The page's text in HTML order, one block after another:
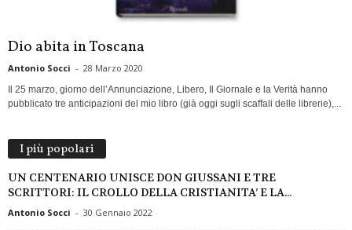
Dio abita in Toscana
Antonio Socci - 28 Marzo 2020
Il 25 marzo, giorno dell’Annunciazione, Libero, Il Giornale e la Verità hanno
pubblicato tre anticipazioni del mio libro (già oggi sugli scaffali delle librerie),...
I più popolari
UN CENTENARIO UNISCE DON GIUSSANI E TRE
SCRITTORI: IL CROLLO DELLA CRISTIANITA’ E LA...
Antonio Socci - 30 Gennaio 2022